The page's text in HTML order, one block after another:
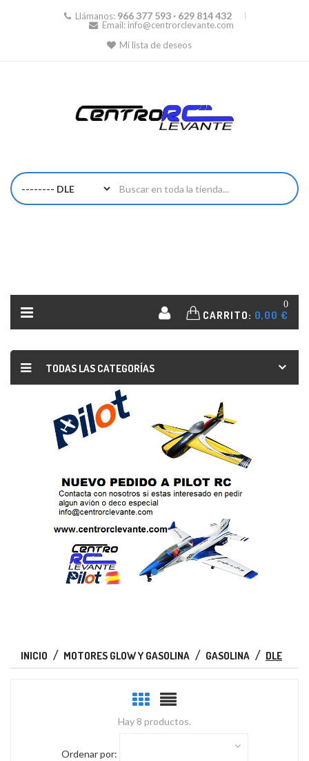
Llámanos: 966 377 593 · 629 814 432
Email: info@centrorclevante.com
Mi lista de deseos
0
CARRITO: 0,00 €
TODAS LAS CATEGORÍAS
INICIO MOTORES GLOW Y GASOLINA GASOLINA DLE
Hay 8 productos.
Ordenar por: